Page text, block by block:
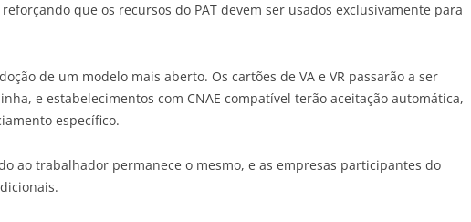
que os recursos do PAT devem ser usados exclusivamente para
de um modelo mais aberto. Os cartões de VA e VR passarão a ser
e estabelecimentos com CNAE compatível terão aceitação automática,
específico.
ao trabalhador permanece o mesmo, e as empresas participantes do